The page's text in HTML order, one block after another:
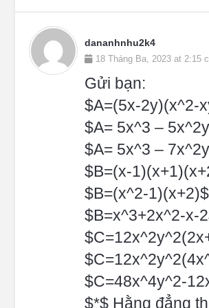
dananhnhu2k4
18 Tháng Ba, 2023 at 2:15
Gửi bạn:
$A=(5x-2y)(x^2-
$A= 5x^3 –
$A= 5x^3 –
$B=(x-
$B=(x^2-1)(x+2)$
$B=x^3+2x^2-x-
$C=48x^4y^2-
$*$ Hằng đẳng